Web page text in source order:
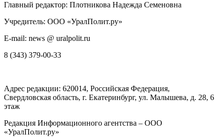
Главный редактор: Плотникова Надежда Семеновна
Учредитель: ООО «УралПолит.ру»
E-mail: news @ uralpolit.ru
8 (343) 379-00-33
Адрес редакции: 620014, Российская Федерация,
Свердловская область, г. Екатеринбург, ул. Малышева, д. 28, 6
этаж
Редакция Информационного агентства – ООО
«УралПолит.ру»